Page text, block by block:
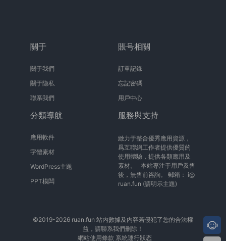
關于
關于我們
關于隐私
聯系我們
賬号相關
訂單記錄
忘記密碼
用戶中心
分類導航
應用軟件
字體素材
WordPress主題
PPT模闆
服務與支持
緻力于整合優秀應用資源，
爲互聯網工作者提供優質的
使用體驗，提供各類應用及
素材。 本站專注于用戶及售
後，無售前咨詢。 郵箱： i@
ruan.fun (請明示主題)
©2019-2026 ruan.fun 站内數據及内容若侵犯了您的合法權
益，請聯系我們删除！
網站使用條款 系統運行狀态